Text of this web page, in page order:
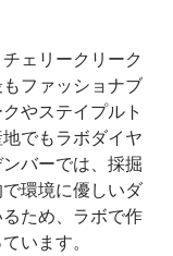
ェリークリーク
ファッショナブ
やステイプルト
でもラボダイヤ
バーでは、採掘
環境に優しいダ
ため、ラボで作
います。